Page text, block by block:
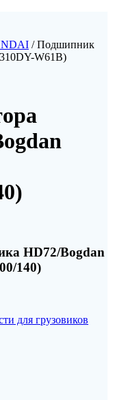
/ Подшипник
W61B)
HD72/Bogdan
140)
для грузовиков